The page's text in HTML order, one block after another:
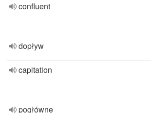
confluent
dopływ
capitation
pogłówne